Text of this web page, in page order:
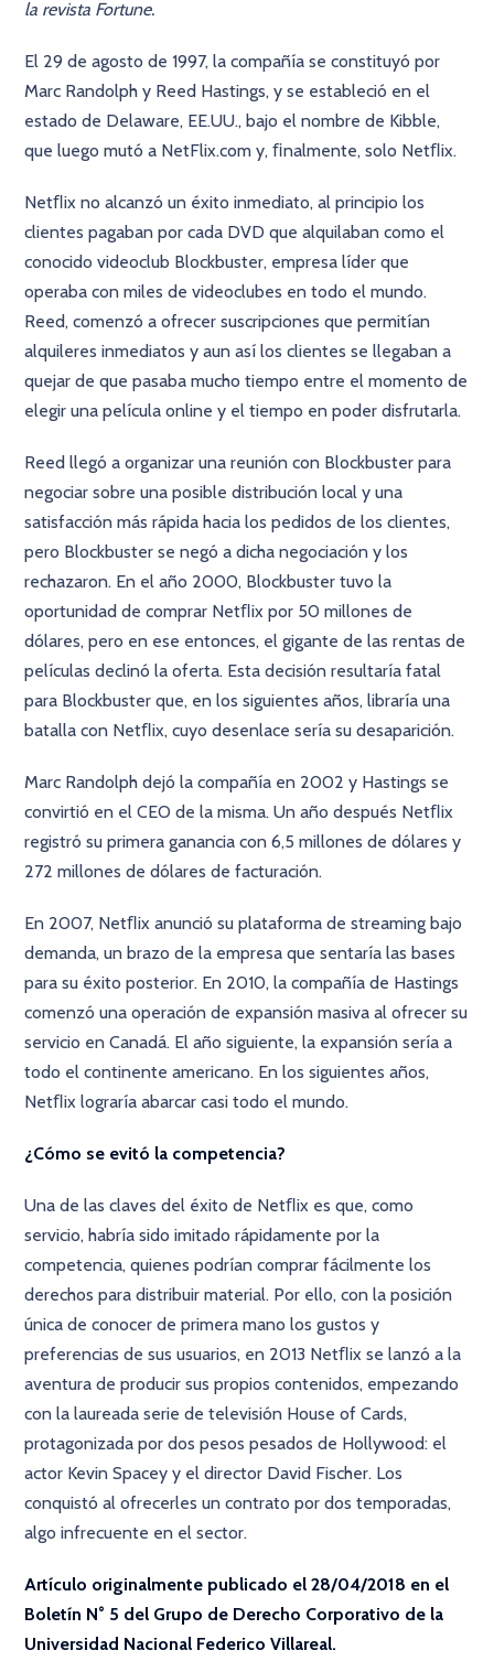
la revista Fortune.
El 29 de agosto de 1997, la compañía se constituyó por
Marc Randolph y Reed Hastings, y se estableció en el
estado de Delaware, EE.UU., bajo el nombre de Kibble,
que luego mutó a NetFlix.com y, ﬁnalmente, solo Netﬂix.
Netﬂix no alcanzó un éxito inmediato, al principio los
clientes pagaban por cada DVD que alquilaban como el
conocido videoclub Blockbuster, empresa líder que
operaba con miles de videoclubes en todo el mundo.
Reed, comenzó a ofrecer suscripciones que permitían
alquileres inmediatos y aun así los clientes se llegaban a
quejar de que pasaba mucho tiempo entre el momento de
elegir una película online y el tiempo en poder disfrutarla.
Reed llegó a organizar una reunión con Blockbuster para
negociar sobre una posible distribución local y una
satisfacción más rápida hacia los pedidos de los clientes,
pero Blockbuster se negó a dicha negociación y los
rechazaron. En el año 2000, Blockbuster tuvo la
oportunidad de comprar Netﬂix por 50 millones de
dólares, pero en ese entonces, el gigante de las rentas de
películas declinó la oferta. Esta decisión resultaría fatal
para Blockbuster que, en los siguientes años, libraría una
batalla con Netﬂix, cuyo desenlace sería su desaparición.
Marc Randolph dejó la compañía en 2002 y Hastings se
convirtió en el CEO de la misma. Un año después Netﬂix
registró su primera ganancia con 6,5 millones de dólares y
272 millones de dólares de facturación.
En 2007, Netﬂix anunció su plataforma de streaming bajo
demanda, un brazo de la empresa que sentaría las bases
para su éxito posterior. En 2010, la compañía de Hastings
comenzó una operación de expansión masiva al ofrecer su
servicio en Canadá. El año siguiente, la expansión sería a
todo el continente americano. En los siguientes años,
Netﬂix lograría abarcar casi todo el mundo.
¿Cómo se evitó la competencia?
Una de las claves del éxito de Netﬂix es que, como
servicio, habría sido imitado rápidamente por la
competencia, quienes podrían comprar fácilmente los
derechos para distribuir material. Por ello, con la posición
única de conocer de primera mano los gustos y
preferencias de sus usuarios, en 2013 Netﬂix se lanzó a la
aventura de producir sus propios contenidos, empezando
con la laureada serie de televisión House of Cards,
protagonizada por dos pesos pesados de Hollywood: el
actor Kevin Spacey y el director David Fischer. Los
conquistó al ofrecerles un contrato por dos temporadas,
algo infrecuente en el sector.
Artículo originalmente publicado el 28/04/2018 en el
Boletín N° 5 del Grupo de Derecho Corporativo de la
Universidad Nacional Federico Villareal.